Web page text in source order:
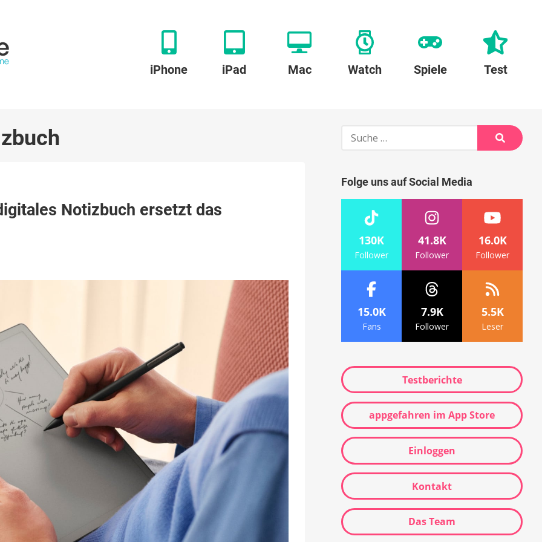
iPhone iPad Mac Watch Spiele Test
Notizbuch ersetzt das
Suche
Suche
Folge uns auf Social Media
130K
Follower
41.8K
Follower
16.0K
Follower
15.0K
Fans
7.9K
Follower
5.5K
Leser
Testberichte
appgefahren im App Store
Einloggen
Kontakt
Das Team